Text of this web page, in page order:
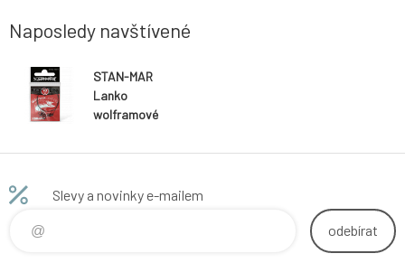
Naposledy navštívené
STAN-MAR
Lanko
wolframové
ks, 25x2)
Slevy a novinky e-mailem
odebírat